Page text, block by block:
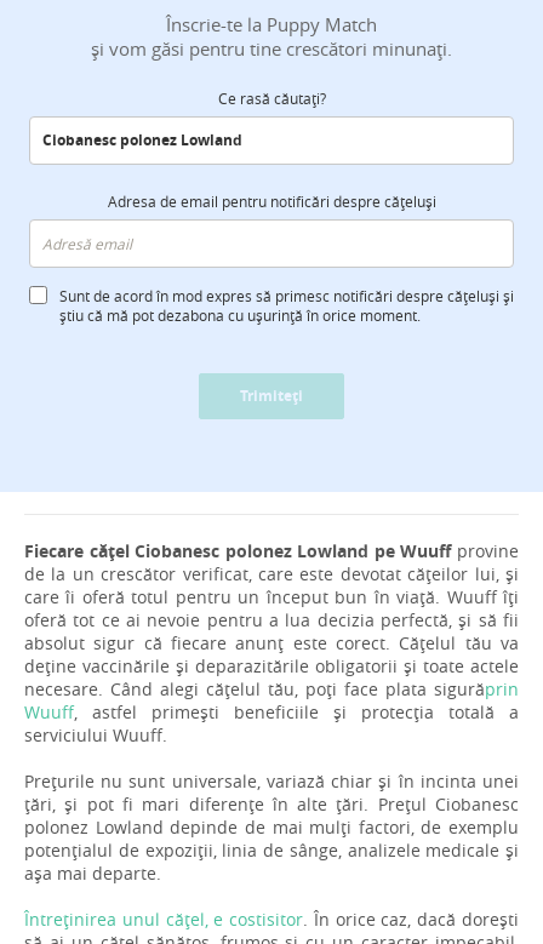
Înscrie-te la Puppy Match
și vom găsi pentru tine crescători minunați.
Ce rasă căutați?
Adresa de email pentru notificări despre cățeluși
Sunt de acord în mod expres să primesc notificări despre cățeluși și
știu că mă pot dezabona cu ușurință în orice moment.
Trimiteți
Fiecare cățel Ciobanesc polonez Lowland pe Wuuffprovine
de la un crescător verificat, care este devotat cățeilor lui, și
care îi oferă totul pentru un început bun în viață. Wuuff îți
oferă tot ce ai nevoie pentru a lua decizia perfectă, și să fii
absolut sigur că fiecare anunț este corect. Cățelul tău va
deține vaccinările și deparazitările obligatorii și toate actele
necesare. Când alegi cățelul tău, poți face plata sigurăprin
Wuuff, astfel primești beneficiile și protecția totală a
serviciului Wuuff.
Prețurile nu sunt universale, variază chiar și în incinta unei
țări, și pot fi mari diferențe în alte țări. Prețul Ciobanesc
polonez Lowland depinde de mai mulți factori, de exemplu
potențialul de expoziții, linia de sânge, analizele medicale și
așa mai departe.
Întreținirea unul cățel, e costisitor . În orice caz, dacă dorești